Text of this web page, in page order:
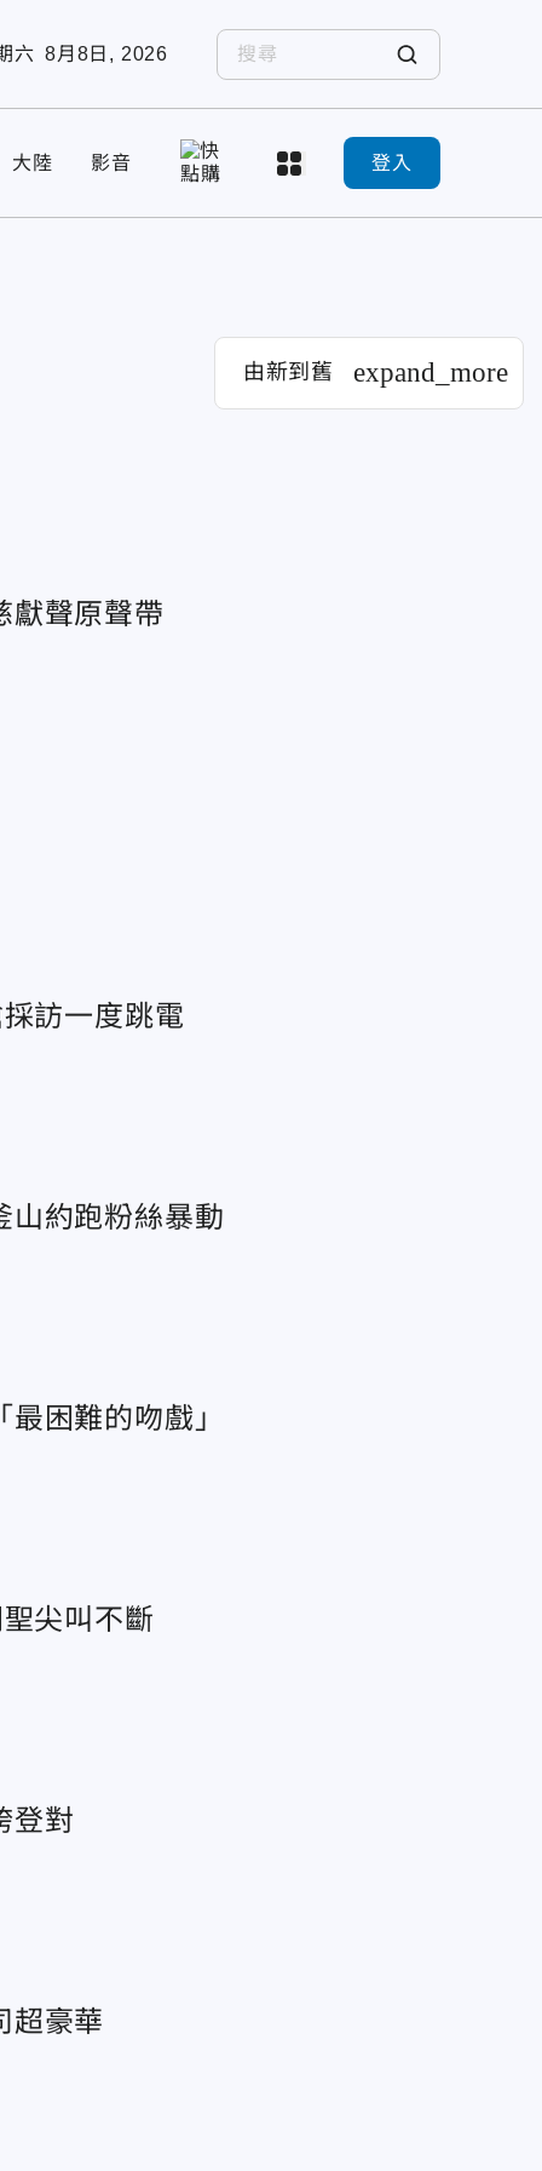
六 8月8日, 2026
大陸 影音 登入
由新到舊 expand_more
獻聲原聲帶
訪一度跳電
約跑粉絲暴動
困難的吻戲」
尖叫不斷
登對
超豪華